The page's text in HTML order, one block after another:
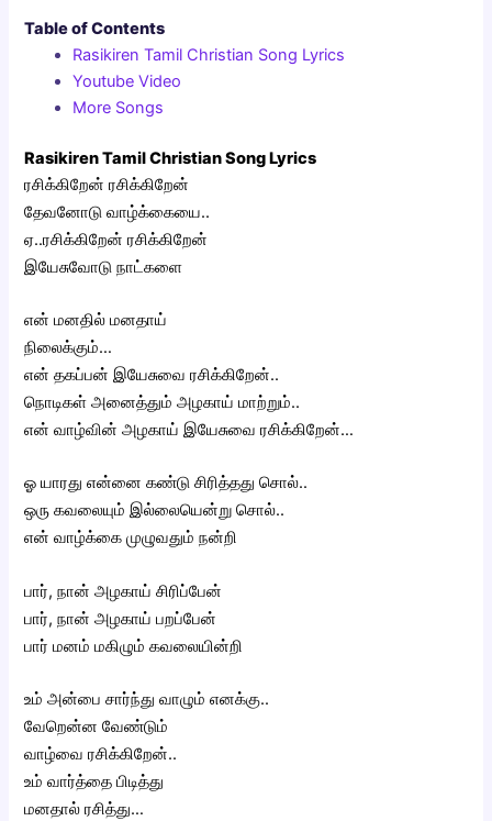
Table of Contents
Rasikiren Tamil Christian Song Lyrics
Youtube Video
More Songs
Rasikiren Tamil Christian Song Lyrics
ரசிக்கிறேன் ரசிக்கிறேன்
தேவனோடு வாழ்க்கையை..
ஏ..ரசிக்கிறேன் ரசிக்கிறேன்
இயேசுவோடு நாட்களை
என் மனதில் மனதாய்
நிலைக்கும்…
என் தகப்பன் இயேசுவை ரசிக்கிறேன்..
நொடிகள் அனைத்தும் அழகாய் மாற்றும்..
என் வாழ்வின் அழகாய் இயேசுவை ரசிக்கிறேன்…
ஓ யாரது என்னை கண்டு சிரித்தது சொல்..
ஒரு கவலையும் இல்லையென்று சொல்..
என் வாழ்க்கை முழுவதும் நன்றி
பார், நான் அழகாய் சிரிப்பேன்
பார், நான் அழகாய் பறப்பேன்
பார் மனம் மகிழும் கவலையின்றி
உம் அன்பை சார்ந்து வாழும் எனக்கு..
வேறென்ன வேண்டும்
வாழ்வை ரசிக்கிறேன்..
உம் வார்த்தை பிடித்து
மனதால் ரசித்து…